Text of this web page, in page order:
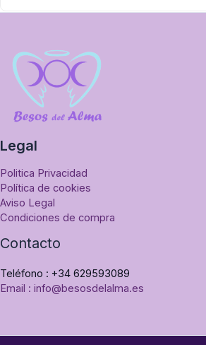
Legal
Politica Privacidad
Política de cookies
Aviso Legal
Condiciones de compra
Contacto
Teléfono : +34 629593089
Email : info@besosdelalma.es